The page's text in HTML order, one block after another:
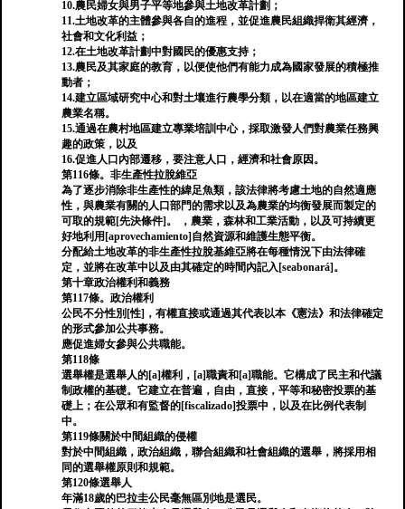
10.農民婦女與男子平等地參與土地改革計劃；
11.土地改革的主體參與各自的進程，並促進農民組織捍衛其經濟，
社會和文化利益；
12.在土地改革計劃中對國民的優惠支持；
13.農民及其家庭的教育，以便使他們有能力成為國家發展的積極推
動者；
14.建立區域研究中心和對土壤進行農學分類，以在適當的地區建立
農業名稱。
15.通過在農村地區建立專業培訓中心，採取激發人們對農業任務興
趣的政策，以及
16.促進人口內部遷移，要注意人口，經濟和社會原因。
第116條。非生產性拉脫維亞
為了逐步消除非生產性的緯足魚類，該法律將考慮土地的自然適應
性，與農業有關的人口部門的需求以及為農業的均衡發展而製定的
可取的規範[先決條件]。 ，農業，森林和工業活動，以及可持續更
好地利用[aprovechamiento]自然資源和維護生態平衡。
分配給土地改革的非生產性拉脫基維亞將在每種情況下由法律確
定，並將在改革中以及由其確定的時間內記入[seabonará]。
第十章政治權利和義務
第117條。政治權利
公民不分性別[性]，有權直接或通過其代表以本《憲法》和法律確定
的形式參加公共事務。
應促進婦女參與公共職能。
第118條
選舉權是選舉人的[a]權利，[a]職責和[a]職能。它構成了民主和代議
制政權的基礎。它建立在普遍，自由，直接，平等和秘密投票的基
礎上；在公眾和有監督的[fiscalizado]投票中，以及在比例代表制
中。
第119條關於中間組織的侵權
對於中間組織，政治組織，聯合組織和社會組織的選舉，將採用相
同的選舉權原則和規範。
第120條選舉人
年滿18歲的巴拉圭公民毫無區別地是選民。